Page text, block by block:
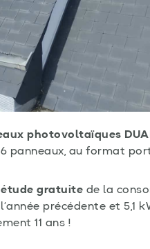
de panneaux
près de
photovoltaïques
panneaux, au format
étude gratuite de la
l’année précédente et
11 ans !